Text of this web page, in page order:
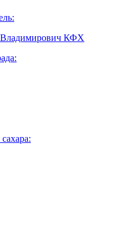
КФХ